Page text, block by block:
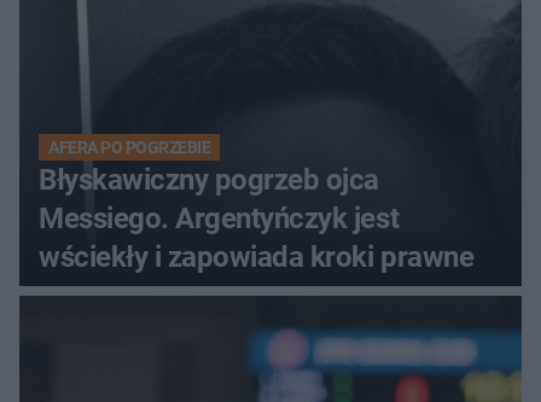
AFERA PO POGRZEBIE
Błyskawiczny pogrzeb ojca
Messiego. Argentyńczyk jest
wściekły i zapowiada kroki prawne